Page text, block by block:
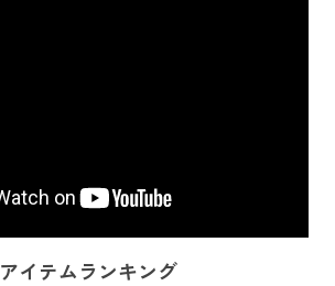
アイテムランキング